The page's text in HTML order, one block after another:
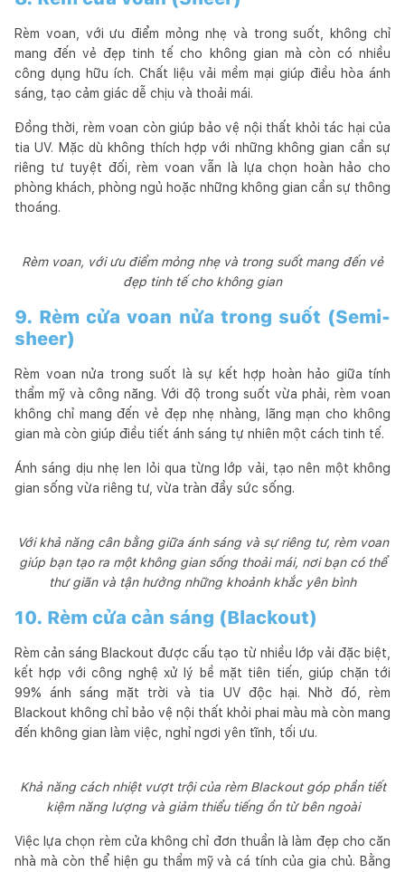
Rèm voan, với ưu điểm mỏng nhẹ và trong suốt, không chỉ
mang đến vẻ đẹp tinh tế cho không gian mà còn có nhiều
công dụng hữu ích. Chất liệu vải mềm mại giúp điều hòa ánh
sáng, tạo cảm giác dễ chịu và thoải mái.
Đồng thời, rèm voan còn giúp bảo vệ nội thất khỏi tác hại của
tia UV. Mặc dù không thích hợp với những không gian cần sự
riêng tư tuyệt đối, rèm voan vẫn là lựa chọn hoàn hảo cho
phòng khách, phòng ngủ hoặc những không gian cần sự thông
thoáng.
Rèm voan, với ưu điểm mỏng nhẹ và trong suốt mang đến vẻ
đẹp tinh tế cho không gian
9. Rèm cửa voan nửa trong suốt (Semi-
sheer)
Rèm voan nửa trong suốt là sự kết hợp hoàn hảo giữa tính
thẩm mỹ và công năng. Với độ trong suốt vừa phải, rèm voan
không chỉ mang đến vẻ đẹp nhẹ nhàng, lãng mạn cho không
gian mà còn giúp điều tiết ánh sáng tự nhiên một cách tinh tế.
Ánh sáng dịu nhẹ len lỏi qua từng lớp vải, tạo nên một không
gian sống vừa riêng tư, vừa tràn đầy sức sống.
Với khả năng cân bằng giữa ánh sáng và sự riêng tư, rèm voan
giúp bạn tạo ra một không gian sống thoải mái, nơi bạn có thể
thư giãn và tận hưởng những khoảnh khắc yên bình
10. Rèm cửa cản sáng (Blackout)
Rèm cản sáng Blackout được cấu tạo từ nhiều lớp vải đặc biệt,
kết hợp với công nghệ xử lý bề mặt tiên tiến, giúp chặn tới
99% ánh sáng mặt trời và tia UV độc hại. Nhờ đó, rèm
Blackout không chỉ bảo vệ nội thất khỏi phai màu mà còn mang
đến không gian làm việc, nghỉ ngơi yên tĩnh, tối ưu.
Khả năng cách nhiệt vượt trội của rèm Blackout góp phần tiết
kiệm năng lượng và giảm thiểu tiếng ồn từ bên ngoài
Việc lựa chọn rèm cửa không chỉ đơn thuần là làm đẹp cho căn
nhà mà còn thể hiện gu thẩm mỹ và cá tính của gia chủ. Bằng